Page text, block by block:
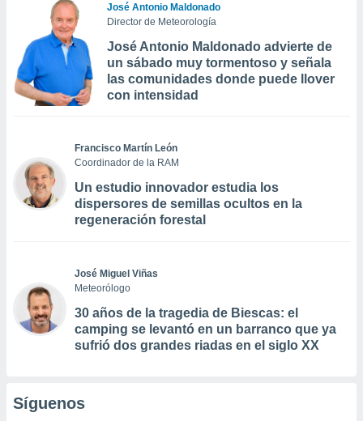
José Antonio Maldonado
Director de Meteorología
José Antonio Maldonado advierte de
un sábado muy tormentoso y señala
las comunidades donde puede llover
con intensidad
Francisco Martín León
Coordinador de la RAM
Un estudio innovador estudia los
dispersores de semillas ocultos en la
regeneración forestal
José Miguel Viñas
Meteorólogo
30 años de la tragedia de Biescas: el
camping se levantó en un barranco que ya
sufrió dos grandes riadas en el siglo XX
Síguenos